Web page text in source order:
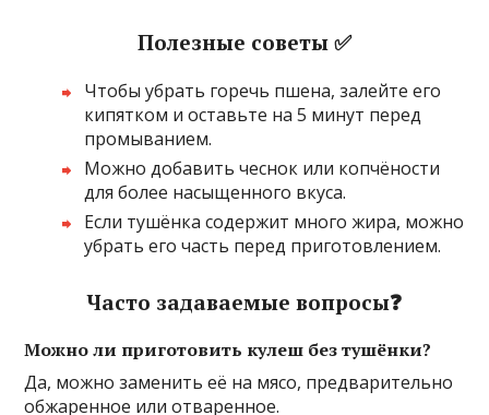
Полезные советы ✅
Чтобы убрать горечь пшена, залейте его
кипятком и оставьте на 5 минут перед
промыванием.
Можно добавить чеснок или копчёности
для более насыщенного вкуса.
Если тушёнка содержит много жира, можно
убрать его часть перед приготовлением.
Часто задаваемые вопросы❓
Можно ли приготовить кулеш без тушёнки?
Да, можно заменить её на мясо, предварительно
обжаренное или отваренное.